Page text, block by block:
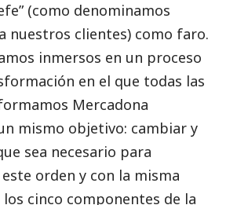
(como denominamos
nuestros clientes) como faro.
inmersos en un proceso
en el que todas las
Mercadona
mismo objetivo: cambiar y
sea necesario para
orden y con la misma
cinco componentes de la